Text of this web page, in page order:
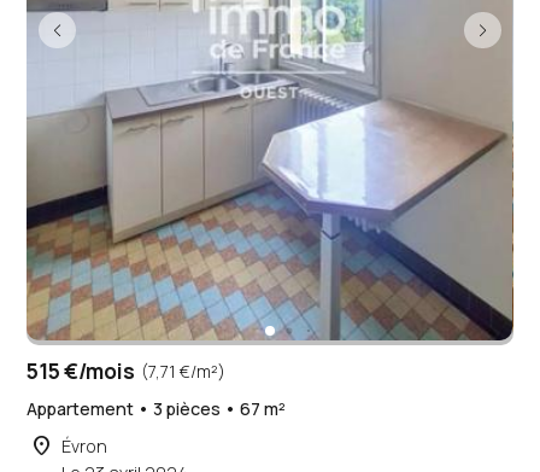
515 €/mois (7,71 €/m²)
Appartement • 3 pièces • 67 m²
place Évron